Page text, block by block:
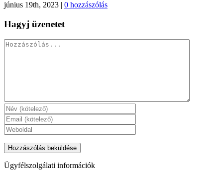
június 19th, 2023 | 0 hozzászólás
Hagyj üzenetet
Hozzászólás
Ügyfélszolgálati információk